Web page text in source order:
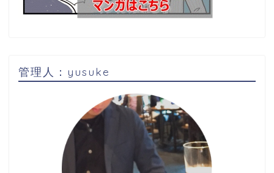
管理人：yusuke